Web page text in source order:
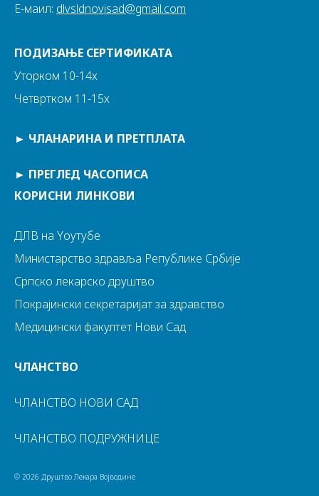
Е-маил: dlvsldnovisad@gmail.com
ПОДИЗАЊЕ СЕРТИФИКАТА
Уторком 10-14х
Четвртком 11-15х
► ЧЛАНАРИНА И ПРЕТПЛАТА
► ПРЕГЛЕД ЧАСОПИСА
КОРИСНИ ЛИНКОВИ
ДЛВ на Yоутубе
Министарство здравља Републике Србије
Српско лекарско друштво
Покрајински секретаријат за здравство
Медицински факултет Нови Сад
ЧЛАНСТВО
ЧЛАНСТВО НОВИ САД
ЧЛАНСТВО ПОДРУЖНИЦЕ
© 2026 Друштво Лекара Војводине